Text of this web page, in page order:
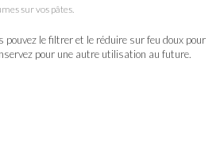
sur vos pâtes.
pouvez le filtrer et le réduire sur feu doux pour
pour une autre utilisation au future.